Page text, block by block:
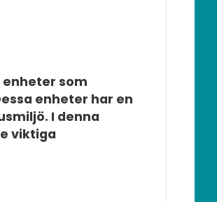
som
enheter har en
I denna
viktiga